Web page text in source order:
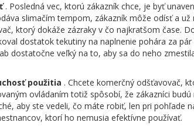
. Posledná vec, ktorú zákazník chce, je byť
slimačím tempom, zákazník môže odísť a
ktorý dokáže zázraky v čo najkratšom čase.
dostatok tekutiny na naplnenie pohára za
dostatočne veľký na to, aby sa do neho
použitia . Chcete komerčný odšťavovač,
ovládaním totiž spôsobí, že zákazníci
aby ste vedeli, čo máte robiť, len pri pohľade
ktorí ho nemusia efektívne používať.